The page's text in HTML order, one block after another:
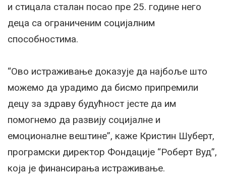
и стицала сталан посао пре 25. године него
деца са ограниченим социјалним
способностима.
“Ово истраживање доказује да најбоље што
можемо да урадимо да бисмо припремили
децу за здраву будућност јесте да им
помогнемо да развију социјалне и
емоционалне вештине”, каже Кристин Шуберт,
програмски директор Фондације “Роберт Вуд”,
која је финансирања истраживање.